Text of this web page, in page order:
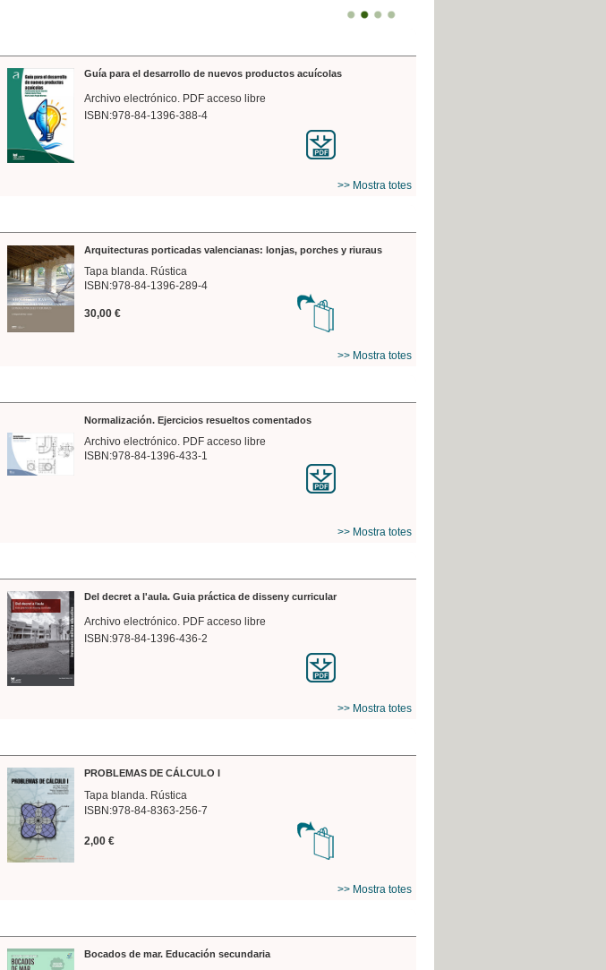
Guía para el desarrollo de nuevos productos acuícolas
Archivo electrónico. PDF acceso libre
ISBN:978-84-1396-388-4
>> Mostra totes
Arquitecturas porticadas valencianas: lonjas, porches y riuraus
Tapa blanda. Rústica
ISBN:978-84-1396-289-4
30,00 €
>> Mostra totes
Normalización. Ejercicios resueltos comentados
Archivo electrónico. PDF acceso libre
ISBN:978-84-1396-433-1
>> Mostra totes
Del decret a l'aula. Guia práctica de disseny curricular
Archivo electrónico. PDF acceso libre
ISBN:978-84-1396-436-2
>> Mostra totes
PROBLEMAS DE CÁLCULO I
Tapa blanda. Rústica
ISBN:978-84-8363-256-7
2,00 €
>> Mostra totes
Bocados de mar. Educación secundaria